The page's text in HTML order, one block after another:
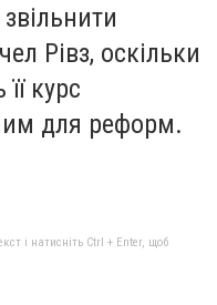
Рівз, оскільки
курс
для реформ.
і натисніть Ctrl + Enter, щоб